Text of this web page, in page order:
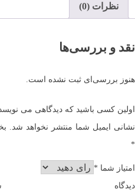
نظرات (0)
نقد و بررسی‌ها
هنوز بررسی‌ای ثبت نشده است.
اولین کسی باشید که دیدگاهی می
نشانی ایمیل شما منتشر نخواهد شد.
*
امتیاز شما *